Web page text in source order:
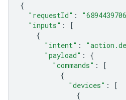
{
"requestId" :
"inputs" :
[
{
"intent" :
"payload" :
{
"commands" :
[
{
"devices" :
[
{